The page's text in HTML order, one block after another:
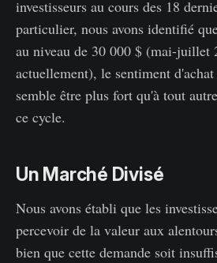
investisseurs au cours des 18
particulier, nous avons identifié
au niveau de 30 000 $ (mai-juillet
actuellement), le sentiment d'achat
semble être plus fort qu'à tout
ce cycle.
Un Marché Divisé
Nous avons établi que les
percevoir de la valeur aux
bien que cette demande soit